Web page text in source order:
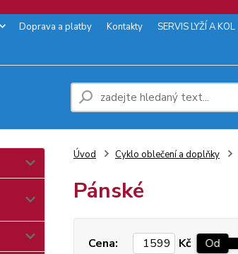
Doprava a platby Kontakty SERVIS LYŽÍ A KOL
Úvod Cyklo oblečení a doplňky
Pánské
Cena: Kč Od